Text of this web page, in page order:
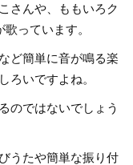
さんや、ももいろク
っています。
ど簡単に音が鳴る楽
ろいですよね。
のではないでしょう
うたや簡単な振り付